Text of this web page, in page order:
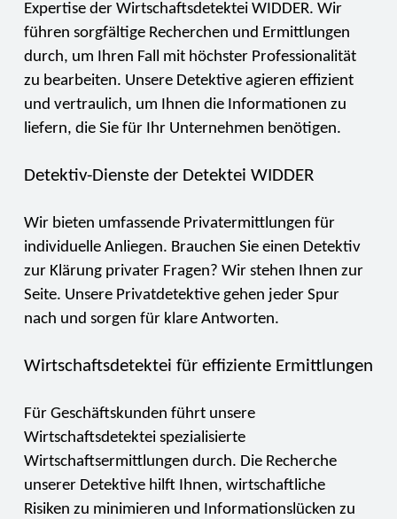
Expertise der Wirtschaftsdetektei WIDDER. Wir
führen sorgfältige Recherchen und Ermittlungen
durch, um Ihren Fall mit höchster Professionalität
zu bearbeiten. Unsere Detektive agieren effizient
und vertraulich, um Ihnen die Informationen zu
liefern, die Sie für Ihr Unternehmen benötigen.
Detektiv-Dienste der Detektei WIDDER
Wir bieten umfassende Privatermittlungen für
individuelle Anliegen. Brauchen Sie einen Detektiv
zur Klärung privater Fragen? Wir stehen Ihnen zur
Seite. Unsere Privatdetektive gehen jeder Spur
nach und sorgen für klare Antworten.
Wirtschaftsdetektei für effiziente Ermittlungen
Für Geschäftskunden führt unsere
Wirtschaftsdetektei spezialisierte
Wirtschaftsermittlungen durch. Die Recherche
unserer Detektive hilft Ihnen, wirtschaftliche
Risiken zu minimieren und Informationslücken zu